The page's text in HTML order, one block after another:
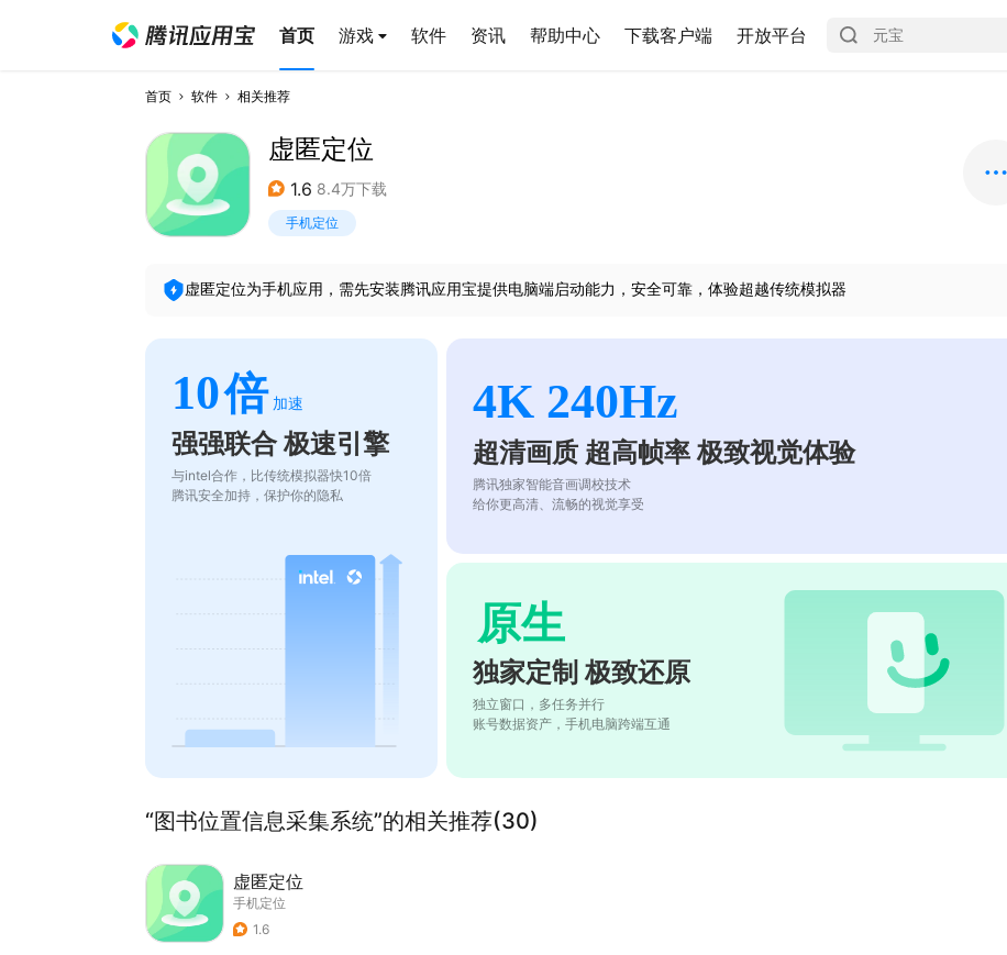
首页 游戏 软件 资讯 帮助中心 下载客户端 开放平台
首页 软件 相关推荐
虚匿定位
1.6 8.4万下载
手机定位
虚匿定位为手机应用，需先安装腾讯应用宝提供电脑端启动能力，安全可靠，体验超越传统模拟器
10倍 加速
强强联合 极速引擎
与intel合作，比传统模拟器快10倍
腾讯安全加持，保护你的隐私
4K 240Hz
超清画质 超高帧率 极致视觉体验
腾讯独家智能音画调校技术
给你更高清、流畅的视觉享受
原生
独家定制 极致还原
独立窗口，多任务并行
账号数据资产，手机电脑跨端互通
“图书位置信息采集系统”的相关推荐(30)
虚匿定位
手机定位
1.6